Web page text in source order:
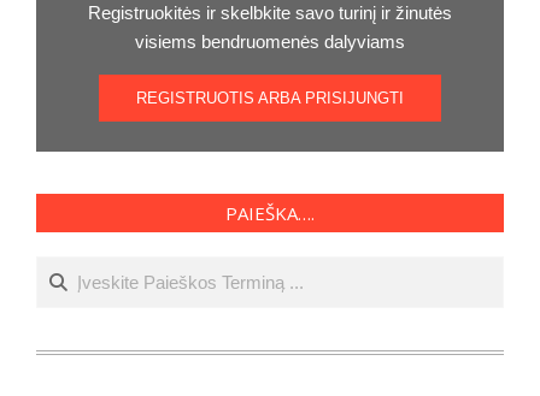
Registruokitės ir skelbkite savo turinį ir žinutės
visiems bendruomenės dalyviams
REGISTRUOTIS ARBA PRISIJUNGTI
PAIEŠKA….
Ieškoti